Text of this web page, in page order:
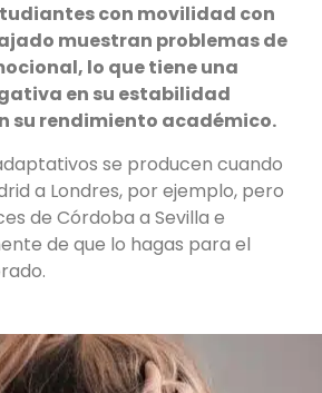
con movilidad con
muestran problemas de
lo que tiene una
en su estabilidad
su rendimiento académico.
se producen cuando
a Londres, por ejemplo, pero
de Córdoba a Sevilla e
de que lo hagas para el